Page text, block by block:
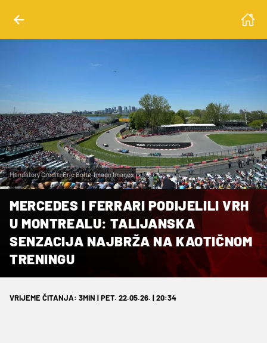
Mandatory Credit: Eric Bolte-Imagn Images
MERCEDES I FERRARI PODIJELILI VRH
U MONTREALU: TALIJANSKA
SENZACIJA NAJBRŽA NA KAOTIČNOM
TRENINGU
VRIJEME ČITANJA: 3MIN | PET. 22.05.26. | 20:34